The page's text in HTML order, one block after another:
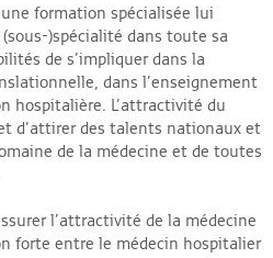
formation spécialisée lui
)spécialité dans toute sa
de s’impliquer dans la
dans l’enseignement
hospitalière. L’attractivité du
d’attirer des talents nationaux et
de la médecine et de toutes
l’attractivité de la médecine
forte entre le médecin hospitalier